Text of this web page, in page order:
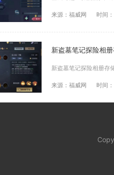
来源：福威网 时间
新盗墓笔记探险相
来源：福威网 时间